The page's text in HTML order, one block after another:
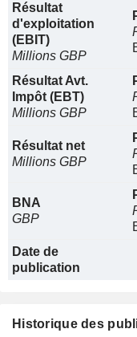
Résultat
d'exploitation
(EBIT)
Millions GBP
Résultat Avt.
Impôt (EBT)
Millions GBP
Résultat net
Millions GBP
BNA
GBP
Date de
publication
Historique des